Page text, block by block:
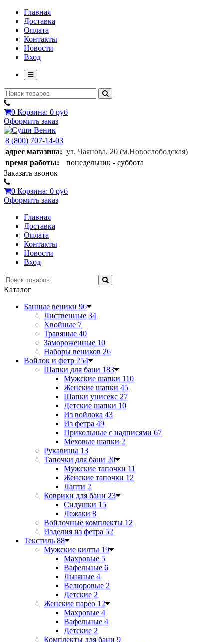
Главная
Доставка
Оплата
Контакты
Новости
Вход
0 Корзина: 0 руб
Оформить заказ
8 (800) 707-14-03
адрес магазина: ул. Чаянова, 20 (м.Новослободская)
время работы:
понедельник - суббота
Заказать звонок
0 Корзина: 0 руб
Оформить заказ
Главная
Доставка
Оплата
Контакты
Новости
Вход
Каталог
Банные веники 96
Лиственные 34
Хвойные 7
Травяные 40
Замороженные 10
Наборы веников 26
Войлок и фетр 254
Шапки для бани 183
Мужские шапки 110
Женские шапки 45
Шапки унисекс 27
Детские шапки 10
Из войлока 43
Из фетра 49
Прикольные с надписями 67
Меховые шапки 2
Рукавицы 13
Тапочки для бани 20
Мужские тапочки 11
Женские тапочки 12
Лапти 2
Коврики для бани 23
Сидушки 15
Лежаки 8
Войлочные комплекты 12
Изделия из фетра 52
Текстиль 88
Мужские килты 19
Махровые 5
Вафельные 6
Льняные 4
Велюровые 2
Детские 2
Женские парео 12
Махровые 4
Вафельные 4
Детские 2
Комплекты для бани 9